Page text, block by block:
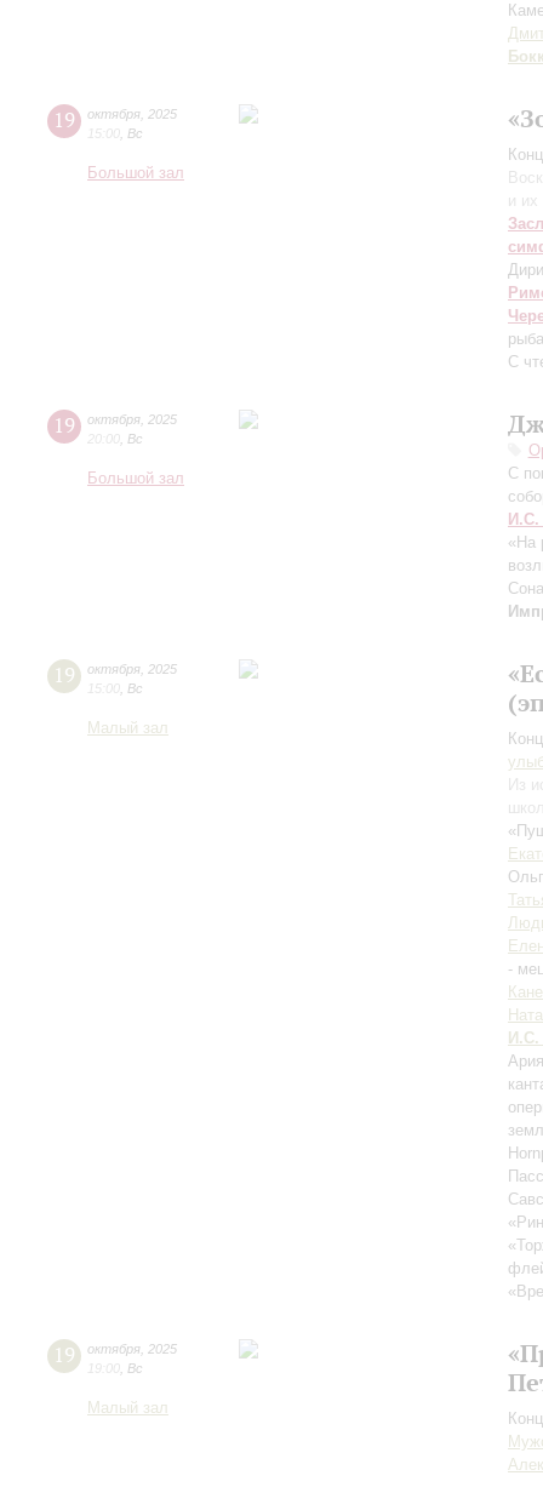
19 октября 2025
15:00 Вс
Большой зал
и их
С
19 октября 2025
20:00 Вс
Большой зал
C
И.С.
«На
19 октября 2025
15:00 Вс
Малый зал
Из
-
И.С.
19 октября 2025
19:00 Вс
Малый зал